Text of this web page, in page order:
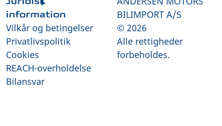
information
Vilkår og betingelser
Privatlivspolitik
Cookies
REACH-overholdelse
Bilansvar
BILIMPORT A/S
© 2026
Alle rettigheder
forbeholdes.